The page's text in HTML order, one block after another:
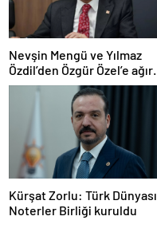
Nevşin Mengü ve Yılmaz
Özdil’den Özgür Özel’e ağır
eleştiriler
Kürşat Zorlu: Türk Dünyası
Noterler Birliği kuruldu